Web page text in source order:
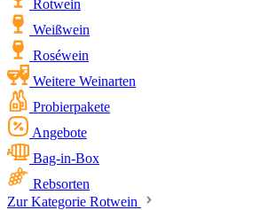
Rotwein
Weißwein
Roséwein
Weitere Weinarten
Probierpakete
Angebote
Bag-in-Box
Rebsorten
Zur Kategorie Rotwein